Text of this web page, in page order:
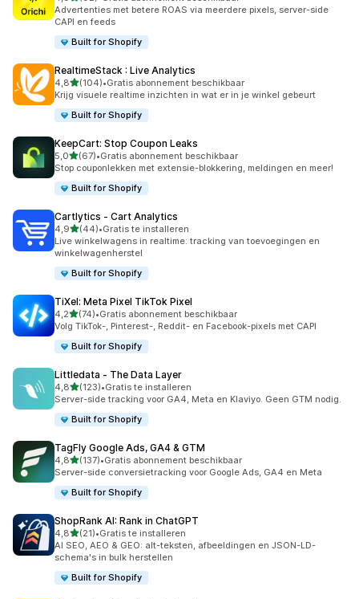
92 recensies in totaal
Advertenties met betere ROAS via meerdere pixels, server-side
CAPI en feeds
Built for Shopify
RealtimeStack : Live Analytics
4,8van 5 sterren
(104)
104 recensies in totaal
•Gratis abonnement beschikbaar
Krijg visuele realtime inzichten in wat er in je winkel gebeurt
Built for Shopify
KeepCart: Stop Coupon Leaks
5,0van 5 sterren
(67)
67 recensies in totaal
•Gratis abonnement beschikbaar
Stop couponlekken met extensie-blokkering, meldingen en meer!
Built for Shopify
Cartlytics ‑ Cart Analytics
4,9van 5 sterren
(44)
44 recensies in totaal
•Gratis te installeren
Live winkelwagens in realtime: tracking van toevoegingen en
winkelwagenherstel
Built for Shopify
TiXel: Meta Pixel TikTok Pixel
4,2van 5 sterren
(74)
74 recensies in totaal
•Gratis abonnement beschikbaar
Volg TikTok-, Pinterest-, Reddit- en Facebook-pixels met CAPI
Built for Shopify
Littledata ‑ The Data Layer
4,8van 5 sterren
(123)
123 recensies in totaal
•Gratis te installeren
Server-side tracking voor GA4, Meta en Klaviyo. Geen GTM nodig.
Built for Shopify
TagFly Google Ads, GA4 & GTM
4,8van 5 sterren
(137)
137 recensies in totaal
•Gratis abonnement beschikbaar
Server-side conversietracking voor Google Ads, GA4 en Meta
Built for Shopify
ShopRank AI: Rank in ChatGPT
4,8van 5 sterren
(21)
21 recensies in totaal
•Gratis te installeren
AI SEO, AEO & GEO: alt-teksten, afbeeldingen en JSON-LD-
schema's in bulk herstellen
Built for Shopify